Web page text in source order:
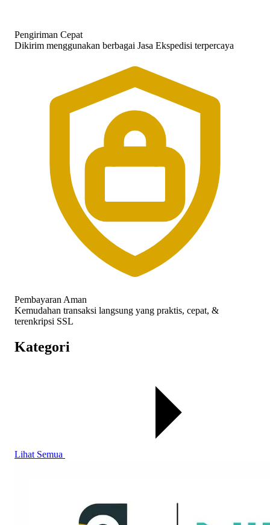
Pengiriman Cepat
Dikirim menggunakan berbagai Jasa Ekspedisi terpercaya
Pembayaran Aman
Kemudahan transaksi langsung yang praktis, cepat, &
terenkripsi SSL
Kategori
Lihat Semua